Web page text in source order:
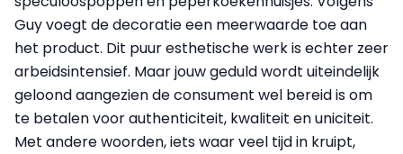
Guy voegt de decoratie een meerwaarde toe aan
het product. Dit puur esthetische werk is echter zeer
arbeidsintensief. Maar jouw geduld wordt uiteindelijk
geloond aangezien de consument wel bereid is om
te betalen voor authenticiteit, kwaliteit en uniciteit.
Met andere woorden, iets waar veel tijd in kruipt,